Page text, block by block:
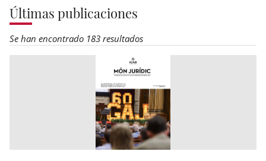
Últimas publicaciones
Se han encontrado 183 resultados